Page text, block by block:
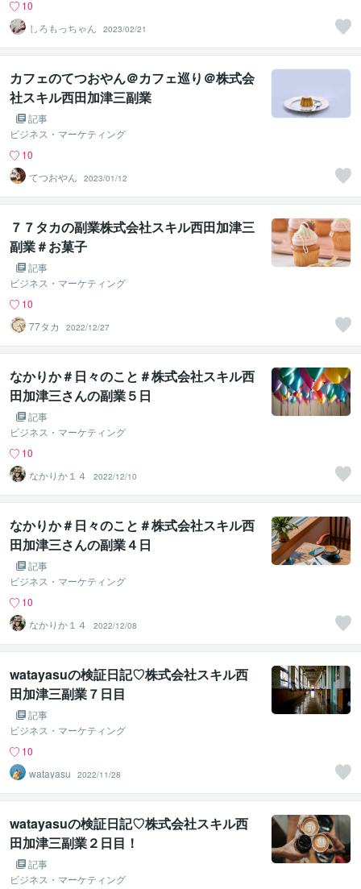
10
しろもっちゃん
2023/02/21
カフェのてつおやん＠カフェ巡り＠株式会
社スキル西田加津三副業
記事
ビジネス・マーケティング
10
てつおやん
2023/01/12
７７タカの副業株式会社スキル西田加津三
副業＃お菓子
記事
ビジネス・マーケティング
10
77タカ
2022/12/27
なかりか＃日々のこと＃株式会社スキル西
田加津三さんの副業５日
記事
ビジネス・マーケティング
10
なかりか１４
2022/12/10
なかりか＃日々のこと＃株式会社スキル西
田加津三さんの副業４日
記事
ビジネス・マーケティング
10
なかりか１４
2022/12/08
watayasuの検証日記♡株式会社スキル西
田加津三副業７日目
記事
ビジネス・マーケティング
10
watayasu
2022/11/28
watayasuの検証日記♡株式会社スキル西
田加津三副業２日目！
記事
ビジネス・マーケティング